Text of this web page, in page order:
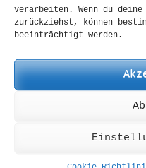
verarbeiten. Wenn du
zurückziehst, können
beeinträchtigt werden.
Spyderco Dodo